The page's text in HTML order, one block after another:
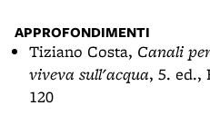
APPROFONDIMENTI
Tiziano Costa, Canali
viveva sull'acqua, 5. ed.,
120